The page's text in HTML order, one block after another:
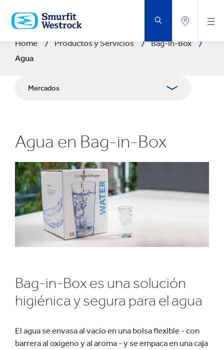
AL
CONTENIDO
PRINCIPAL
Home Productos y Servicios
Bag-in-Box
Agua
Mercados
Smartlife
Contacto con alimentos
Calidad
Experiencia
Agua en Bag-in-Box
Bag-in-Box es una solución
higiénica y segura para el agua
El agua se envasa al vacío en una bolsa flexible - con
barrera al oxígeno y al aroma - y se empaca en una caja